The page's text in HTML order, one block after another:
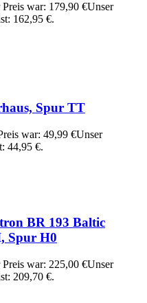
war: 179,90 €Unser
162,95 €.
Spur TT
war: 49,99 €Unser
44,95 €.
BR 193 Baltic
Spur H0
war: 225,00 €Unser
209,70 €.